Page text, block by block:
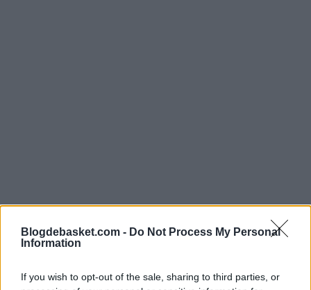
Blogdebasket.com - Do Not Process My Personal
Information
If you wish to opt-out of the sale, sharing to third parties, or